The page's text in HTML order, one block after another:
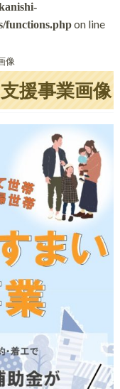
functions.phpon line
像
援事業画像